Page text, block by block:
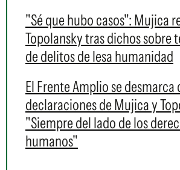
"Sé que hubo casos": Mujica
Topolansky tras dichos sobre
de delitos de lesa humanidad
El Frente Amplio se desmarca
declaraciones de Mujica y
"Siempre del lado de los
humanos"